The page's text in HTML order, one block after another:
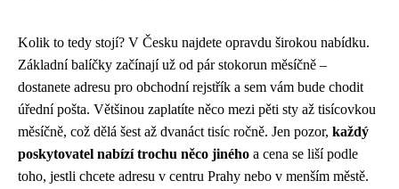
Kolik to tedy stojí? V Česku najdete opravdu širokou nabídku.
Základní balíčky začínají už od pár stokorun měsíčně –
dostanete adresu pro obchodní rejstřík a sem vám bude chodit
úřední pošta. Většinou zaplatíte něco mezi pěti sty až tisícovkou
měsíčně, což dělá šest až dvanáct tisíc ročně. Jen pozor, každý
poskytovatel nabízí trochu něco jiného a cena se liší podle
toho, jestli chcete adresu v centru Prahy nebo v menším městě.